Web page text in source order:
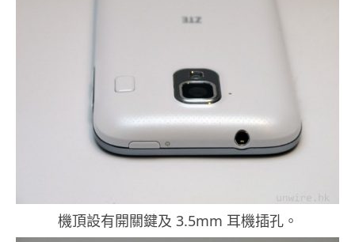
機頂設有開關鍵及 3.5mm 耳機插孔。